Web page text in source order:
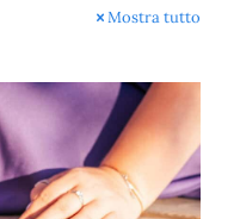
Mostra tutto